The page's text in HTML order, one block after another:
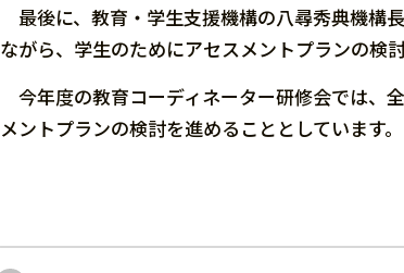
最後に、教育・学生支援機構の八尋秀典機構
ながら、学生のためにアセスメントプランの検
今年度の教育コーディネーター研修会では、
メントプランの検討を進めることとしています。